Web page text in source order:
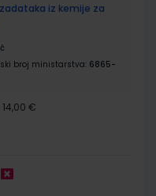
zadataka iz kemije za
broj ministarstva: 6865-
14,00 €